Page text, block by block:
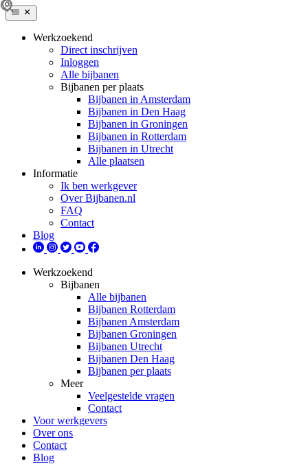
Werkzoekend
Direct inschrijven
Inloggen
Alle bijbanen
Bijbanen per plaats
Bijbanen in Amsterdam
Bijbanen in Den Haag
Bijbanen in Groningen
Bijbanen in Rotterdam
Bijbanen in Utrecht
Alle plaatsen
Informatie
Ik ben werkgever
Over Bijbanen.nl
FAQ
Contact
Blog
Werkzoekend
Bijbanen
Alle bijbanen
Bijbanen Rotterdam
Bijbanen Amsterdam
Bijbanen Groningen
Bijbanen Utrecht
Bijbanen Den Haag
Bijbanen per plaats
Meer
Veelgestelde vragen
Contact
Voor werkgevers
Over ons
Contact
Blog